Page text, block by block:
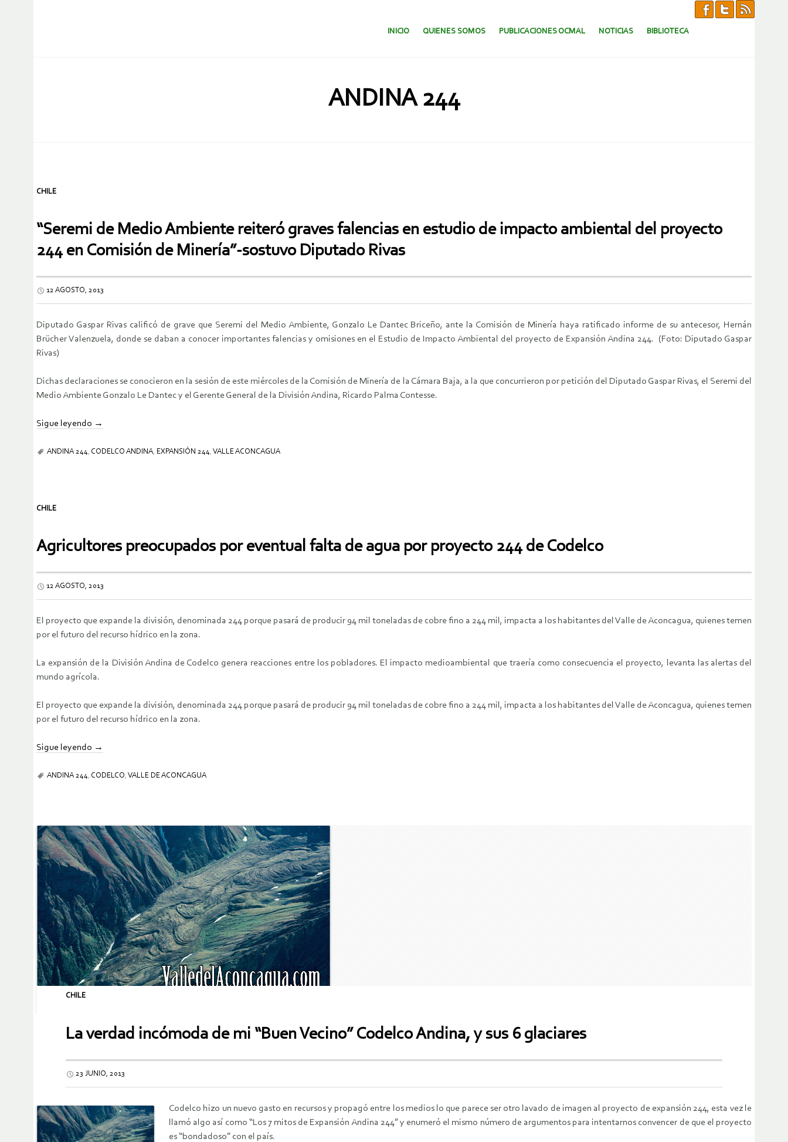
SALTAR AL CONTENIDO.
INICIO QUIENES SOMOS PUBLICACIONES OCMAL NOTICIAS BIBLIOTECA
ANDINA 244
CHILE
“Seremi de Medio Ambiente reiteró graves falencias en estudio de impacto ambiental del proyecto
244 en Comisión de Minería”-sostuvo Diputado Rivas
12 AGOSTO, 2013
Diputado Gaspar Rivas calificó de grave que Seremi del Medio Ambiente, Gonzalo Le Dantec Briceño, ante la Comisión de Minería haya ratificado informe de su antecesor, Hernán
Brücher Valenzuela, donde se daban a conocer importantes falencias y omisiones en el Estudio de Impacto Ambiental del proyecto de Expansión Andina 244. (Foto: Diputado Gaspar
Rivas)
Dichas declaraciones se conocieron en la sesión de este miércoles de la Comisión de Minería de la Cámara Baja, a la que concurrieron por petición del Diputado Gaspar Rivas, el Seremi del
Medio Ambiente Gonzalo Le Dantec y el Gerente General de la División Andina, Ricardo Palma Contesse.
Sigue leyendo →
ANDINA 244, CODELCO ANDINA, EXPANSIÓN 244, VALLE ACONCAGUA
CHILE
Agricultores preocupados por eventual falta de agua por proyecto 244 de Codelco
12 AGOSTO, 2013
El proyecto que expande la división, denominada 244 porque pasará de producir 94 mil toneladas de cobre fino a 244 mil, impacta a los habitantes del Valle de Aconcagua, quienes temen
por el futuro del recurso hídrico en la zona.
La expansión de la División Andina de Codelco genera reacciones entre los pobladores. El impacto medioambiental que traería como consecuencia el proyecto, levanta las alertas del
mundo agrícola.
El proyecto que expande la división, denominada 244 porque pasará de producir 94 mil toneladas de cobre fino a 244 mil, impacta a los habitantes del Valle de Aconcagua, quienes temen
por el futuro del recurso hídrico en la zona.
Sigue leyendo →
ANDINA 244, CODELCO, VALLE DE ACONCAGUA
CHILE
La verdad incómoda de mi “Buen Vecino” Codelco Andina, y sus 6 glaciares
23 JUNIO, 2013
Codelco hizo un nuevo gasto en recursos y propagó entre los medios lo que parece ser otro lavado de imagen al proyecto de expansión 244, esta vez le
llamó algo así como “Los 7 mitos de Expansión Andina 244” y enumeró el mismo número de argumentos para intentarnos convencer de que el proyecto
es “bondadoso” con el país.